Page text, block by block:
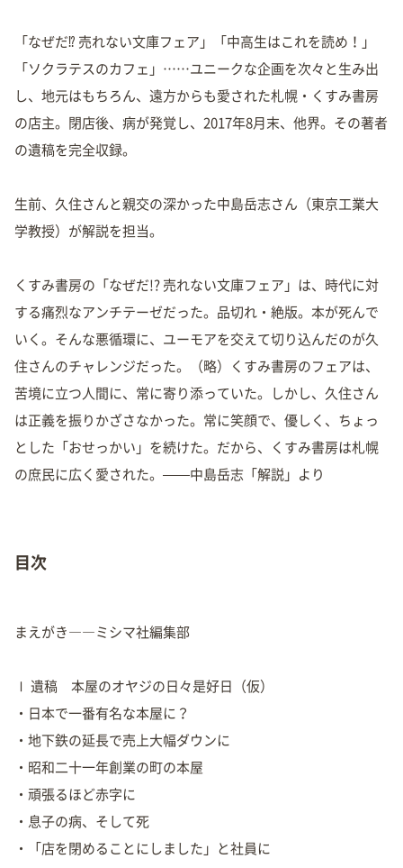
「なぜだ⁉︎ 売れない文庫フェア」「中高生はこれを読め！」
「ソクラテスのカフェ」……ユニークな企画を次々と生み出
し、地元はもちろん、遠方からも愛された札幌・くすみ書房
の店主。閉店後、病が発覚し、2017年8月末、他界。その著者
の遺稿を完全収録。
生前、久住さんと親交の深かった中島岳志さん（東京工業大
学教授）が解説を担当。
くすみ書房の「なぜだ!? 売れない文庫フェア」は、時代に対
する痛烈なアンチテーゼだった。品切れ・絶版。本が死んで
いく。そんな悪循環に、ユーモアを交えて切り込んだのが久
住さんのチャレンジだった。（略）くすみ書房のフェアは、
苦境に立つ人間に、常に寄り添っていた。しかし、久住さん
は正義を振りかざさなかった。常に笑顔で、優しく、ちょっ
とした「おせっかい」を続けた。だから、くすみ書房は札幌
の庶民に広く愛された。——中島岳志「解説」より
目次
まえがき――ミシマ社編集部
Ⅰ 遺稿 本屋のオヤジの日々是好日（仮）
・日本で一番有名な本屋に？
・地下鉄の延長で売上大幅ダウンに
・昭和二十一年創業の町の本屋
・頑張るほど赤字に
・息子の病、そして死
・「店を閉めることにしました」と社員に